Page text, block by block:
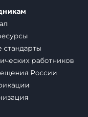
работников
России